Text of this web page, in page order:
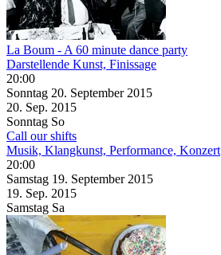
La Boum - A 60 minute dance party
Darstellende Kunst, Finissage
20:00
Sonntag 20. September 2015
20. Sep. 2015
Sonntag So
Call our shifts
Musik, Klangkunst, Performance, Konzert
20:00
Samstag 19. September 2015
19. Sep. 2015
Samstag Sa